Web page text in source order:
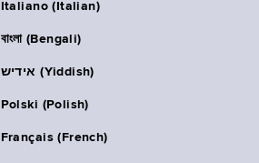
Italiano (Italian)
বাংলা (Bengali)
אידיש (Yiddish)
Polski (Polish)
Français (French)